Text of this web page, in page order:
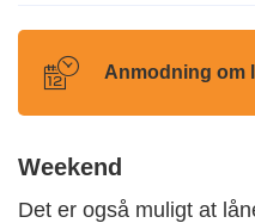
Anmodning om
Weekend
Det er også muligt at